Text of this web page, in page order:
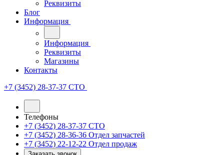
Реквизиты
Блог
Информация
Информация
Реквизиты
Магазины
Контакты
+7 (3452) 28-37-37 СТО
Телефоны
+7 (3452) 28-37-37 СТО
+7 (3452) 28-36-36 Отдел запчастей
+7 (3452) 22-12-22 Отдел продаж